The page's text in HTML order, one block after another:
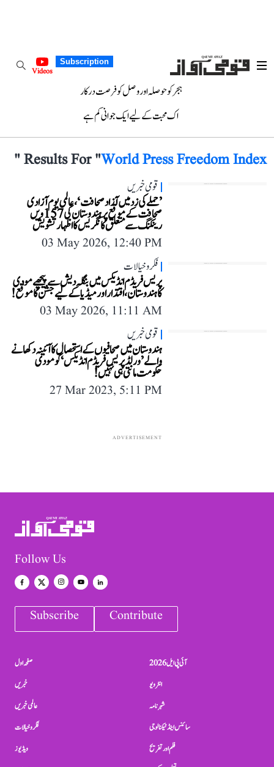
Subscription
Videos
ہجر کو حوصلہ اور وصل کو فرصت درکار
اک محبت کے لیے ایک جوانی کم ہے
Results For "World Press Freedom Index
"
قومی خبریں
’حملے کی زد میں آزاد صحافت‘، عالمی یوم آزادی
صحافت کے موقع پر ہندوستان کی 157ویں
رینکنگ سے متعلق کانگریس کا اظہار تشویش
03 May 2026, 12:40 PM
فکر و خیالات
پریس فریڈم انڈیکس میں بنگلہ دیش سے پیچھے مودی
کا ہندوستان، اقتدار اور میڈیا کے لیے جشن کا موقع!
03 May 2026, 11:11 AM
قومی خبریں
ہندوستان میں صحافیوں کے استحصال کا آئینہ دکھانے
والے ’ورلڈ پریس فریڈم انڈیکس‘ کو مودی
حکومت مانتی ہی نہیں!
27 Mar 2023, 5:11 PM
ADVERTISEMENT
Follow Us
Subscribe Contribute
صفحہ اول
خبریں
عالمی خبریں
فکر و خیالات
ویڈیوز
آئی پی ایل 2026
انٹرویو
شہرنامہ
سائنس اینڈ ٹیکنالوجی
فلم اور تفریح